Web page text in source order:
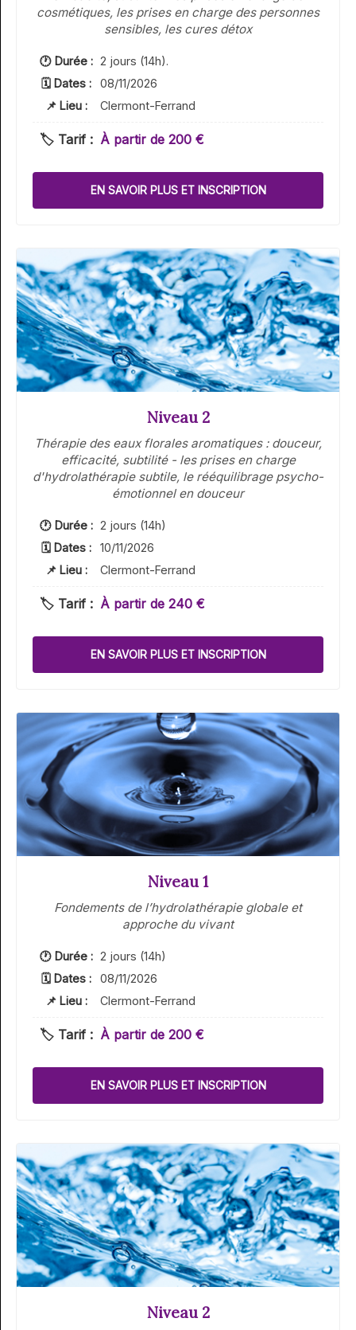
cosmétiques, les prises en charge des personnes
sensibles, les cures détox
🕐 Durée : 2 jours (14h).
🗓 Dates :
08/11/2026
📌 Lieu :
Clermont-Ferrand
🏷️ Tarif : À partir de 200 €
EN SAVOIR PLUS ET INSCRIPTION
Niveau 2
Thérapie des eaux florales aromatiques : douceur,
efficacité, subtilité - les prises en charge
d'hydrolathérapie subtile, le rééquilibrage psycho-
émotionnel en douceur
🕐 Durée : 2 jours (14h)
🗓 Dates :
10/11/2026
📌 Lieu :
Clermont-Ferrand
🏷️ Tarif : À partir de 240 €
EN SAVOIR PLUS ET INSCRIPTION
Niveau 1
Fondements de l’hydrolathérapie globale et
approche du vivant
🕐 Durée : 2 jours (14h)
🗓 Dates :
08/11/2026
📌 Lieu :
Clermont-Ferrand
🏷️ Tarif : À partir de 200 €
EN SAVOIR PLUS ET INSCRIPTION
Niveau 2